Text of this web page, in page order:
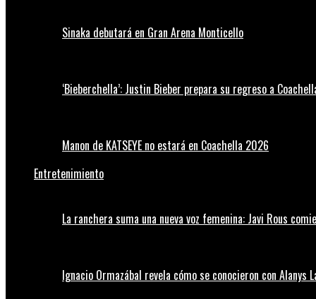
Sinaka debutará en Gran Arena Monticello
‘Bieberchella’: Justin Bieber prepara su regreso a
Manon de KATSEYE no estará en Coachella 2026
Entretenimiento
La ranchera suma una nueva voz femenina: Javi Rous
Ignacio Ormazábal revela cómo se conocieron con Alanys